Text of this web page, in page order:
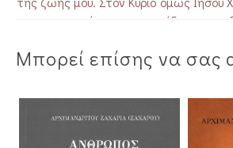
σε μας τον τύπο και το υπόδειγμα, το
σε όλους τους αιώνες. (Από τον
Μπορεί επίσης να σας